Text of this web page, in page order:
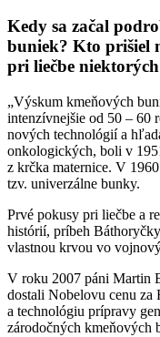
Kedy sa začal
buniek? Kto prišiel
pri liečbe
„Výskum kmeňových
intenzívnejšie od 50 – 60
nových technológií a
onkologických, boli v
z krčka maternice. V
tzv. univerzálne bunky.
Prvé pokusy pri liečbe a
histórií, príbeh
vlastnou krvou vo
V roku 2007 páni Martin
dostali Nobelovu cenu
a technológiu prípravy
zárodočných kmeňových